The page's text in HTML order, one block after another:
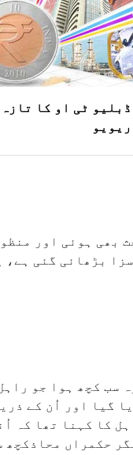
ڈبلیو ٹی او کا
ریویو
بھی ہوئی اور
بڑھائی گئی ہے،
سب کچھ ہوا جو
گیا اور اُن کے
کا کہنا تھا کہ
حکمراں محاذکچھ